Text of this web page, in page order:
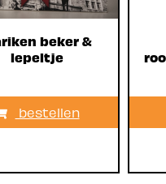
beker &
lepeltje
bestellen